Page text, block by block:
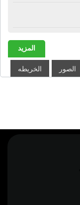
المزيد
الصور الخريطه